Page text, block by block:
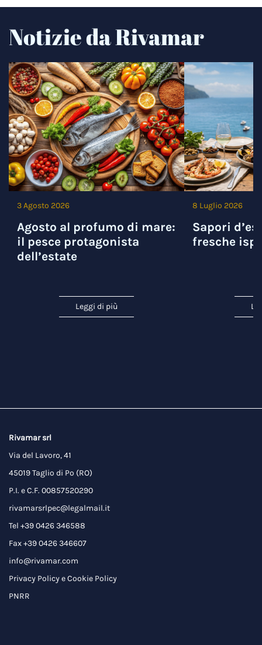
Notizie da Rivamar
3 Agosto 2026
Agosto al profumo di mare:
il pesce protagonista
dell’estate
Leggi di più
8 Luglio 2026
Sapori
fresche
Rivamar srl
Via del Lavoro, 41
45019 Taglio di Po (RO)
P.I. e C.F. 00857520290
rivamarsrlpec@legalmail.it
Tel +39 0426 346588
Fax +39 0426 346607
info@rivamar.com
Privacy PolicyeCookie Policy
PNRR